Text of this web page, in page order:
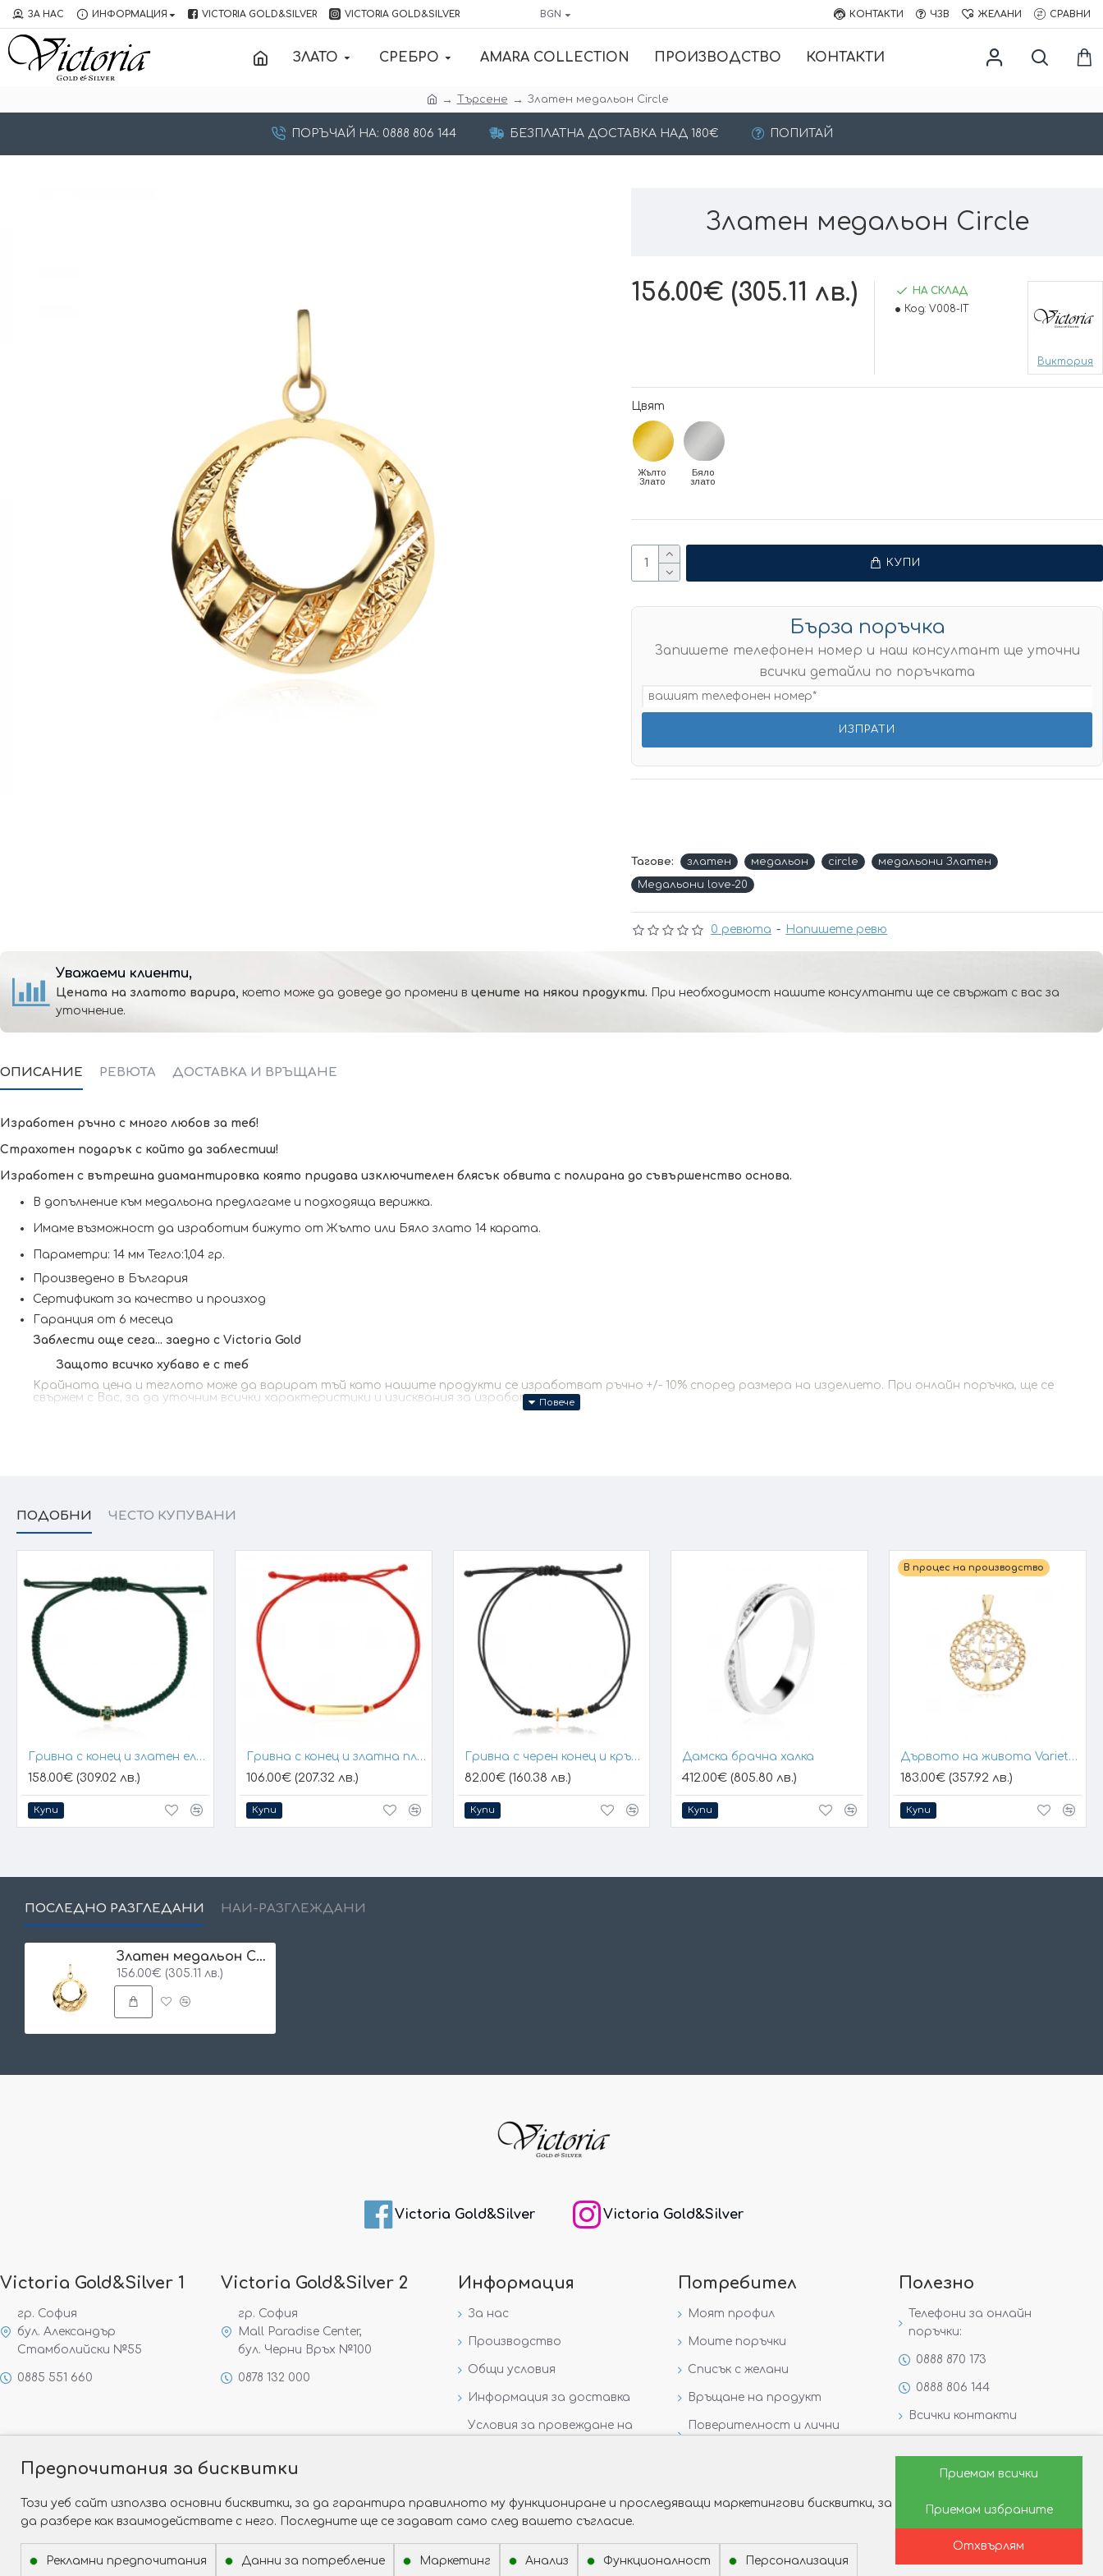
ЗА НАС ИНФОРМАЦИЯ VICTORIA GOLD&SILVER VICTORIA GOLD&SILVER BGN КОНТАКТИ ЧЗВ ЖЕЛАНИ СРАВНИ
ЗЛАТО СРЕБРО AMARA COLLECTION ПРОИЗВОДСТВО КОНТАКТИ
Търсене Златен медальон Circle
ПОРЪЧАЙ НА: 0888 806 144 БЕЗПЛАТНА ДОСТАВКА НАД 180€ ПОПИТАЙ
Златен медальон Circle
0 ревюта - Напишете ревю
156.00€ (305.11 лв.)
НА СКЛАД
Код: V008-IT
Виктория
Цвят
Жълто
Злато
Бяло
злато
КУПИ
Бърза поръчка
Запишете телефонен номер и наш консултант ще уточни
всички детайли по поръчката
Тагове: златен медальон circle
медальони Златен
Медальони love-20
Уважаеми клиенти,
Цената на златото варира, което може да доведе до промени в цените на някои продукти. При необходимост нашите консултанти ще се свържат с вас за
уточнение.
ОПИСАНИЕ РЕВЮТА ДОСТАВКА И ВРЪЩАНЕ
Изработен ръчно с много любов за теб!
Страхотен подарък с който да заблестиш!
Изработен с вътрешна диамантировка която придава изключителен блясък обвита с полирана до съвършенство основа.
В допълнение към медальона предлагаме и подходяща верижка.
Имаме възможност да изработим бижуто от Жълто или Бяло злато 14 карата.
Параметри: 14 мм Тегло:1,04 гр.
Произведено в България
Сертификат за качество и произход
Гаранция от 6 месеца
Заблести още сега... заедно с Victoria Gold
Защото всичко хубаво е с теб
Kрайната цена и теглото може да варират тъй като нашите продукти се изработват ръчно +/- 10% според размера на изделието. При онлайн поръчка, ще се
свържем с Вас, за да уточним всички характеристики и изисквания за изработката.
ПОДОБНИ ЧЕСТО КУПУВАНИ
Гривна с конец и златен елемент кръст
158.00€ (309.02 лв.)
Купи
Гривна с конец и златна плочка за гравиране
106.00€ (207.32 лв.)
Купи
Гривна с черен конец и кръстче
82.00€ (160.38 лв.)
Купи
Дамска брачна халка
412.00€ (805.80 лв.)
Купи
В процес на производство
Дървото на живота Variety 1
183.00€ (357.92 лв.)
Купи
ПОСЛЕДНО РАЗГЛЕДАНИ НАЙ-РАЗГЛЕЖДАНИ
Златен медальон Circle
156.00€ (305.11 лв.)
Victoria Gold&Silver Victoria Gold&Silver
Victoria Gold&Silver 1
гр. София
бул. Александър
Стамболийски №55
0885 551 660
Victoria Gold&Silver 2
гр. София
Mall Paradise Center,
бул. Черни Връх №100
0878 132 000
Информация
За нас
Производство
Общи условия
Информация за доставка
Условия за провеждане на
Потребител
Моят профил
Моите поръчки
Списък с желани
Връщане на продукт
Поверителност и лични
Полезно
Телефони за онлайн
поръчки:
0888 870 173
0888 806 144
Всички контакти
Защо да изберете Victoria
Как да изберем годежен
Предпочитания за бисквитки
Този уеб сайт използва основни бисквитки, за да гарантира правилното му функциониране и проследяващи маркетингови бисквитки, за
да разбере как взаимодействате с него. Последните ще се задават само след вашето съгласие.
Рекламни предпочитания Данни за потребление Маркетинг Анализ Функционалност Персонализация
Приемам всички
Приемам избраните
Отхвърлям